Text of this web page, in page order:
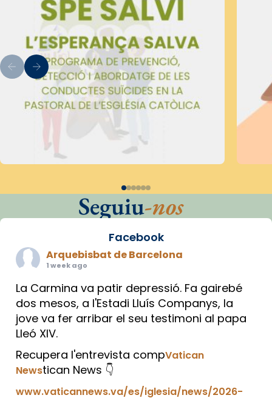
Seguiu-nos
Facebook
Arquebisbat de Barcelona
1 week ago
La Carmina va patir depressió. Fa gairebé
dos mesos, a l'Estadi Lluís Companys, la
jove va fer arribar el seu testimoni al papa
Lleó XIV.
Recupera l'entrevista compVatican
Newstican News 👇
www.vaticannews.va/es/iglesia/news/2026-